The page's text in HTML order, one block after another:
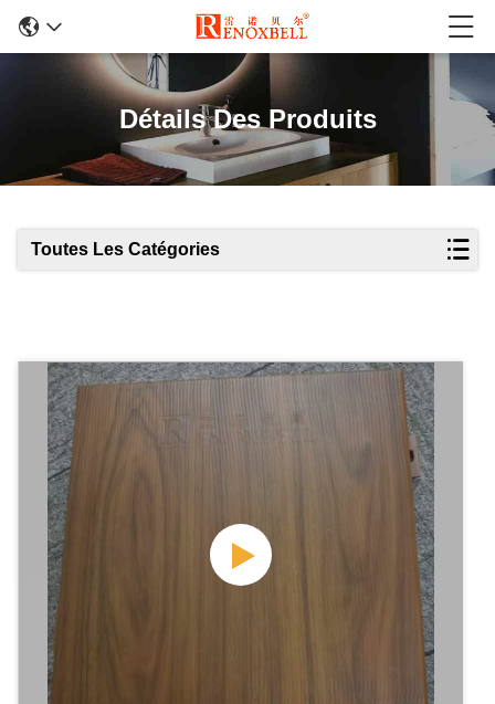
Détails Des Produits
Toutes Les Catégories